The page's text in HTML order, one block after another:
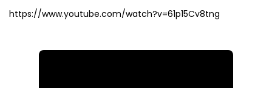
https://www.youtube.com/watch?v=61p15Cv8tng